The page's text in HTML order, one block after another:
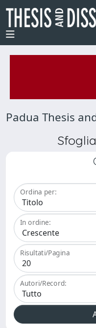
Padua Thesis
Ordina per:
In ordine:
Risultati/Pagina
Autori/Record: